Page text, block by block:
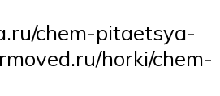
chem-pitaetsya-
horki/chem-